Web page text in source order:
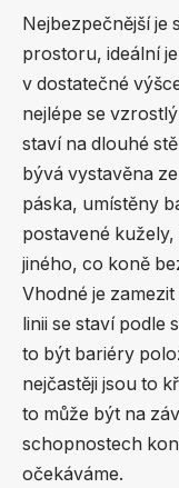
Nejbezpečnější je
prostoru, ideální
v dostatečné
nejlépe se
staví na dlouhé
bývá vystavěna
páska, umístěny
postavené
jiného, co koně
Vhodné je
linii se staví podle
to být bariéry
nejčastěji jsou to
to může být na
schopnostech
očekáváme.